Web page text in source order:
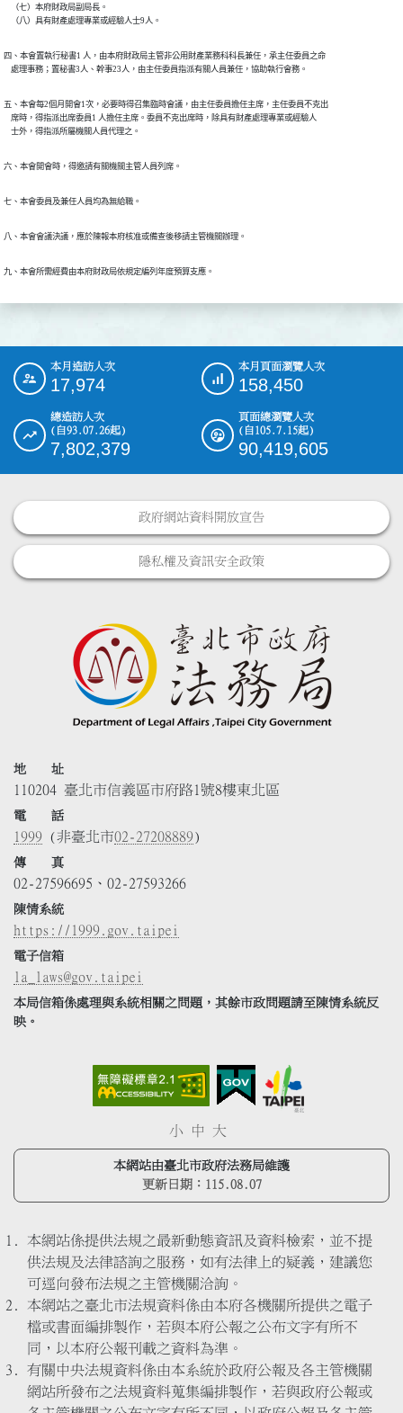
    （七）本府財政局副局長。
    （八）具有財產處理專業或經驗人士9人。
四、本會置執行秘書1 人，由本府財政局主管非公用財產業務科科長兼任，承主任委員之命
    處理事務；置秘書3人、幹事23人，由主任委員指派有關人員兼任，協助執行會務。
五、本會每2個月開會1次，必要時得召集臨時會議，由主任委員擔任主席，主任委員不克出
    席時，得指派出席委員1 人擔任主席。委員不克出席時，除具有財產處理專業或經驗人
    士外，得指派所屬機關人員代理之。
六、本會開會時，得邀請有關機關主管人員列席。
七、本會委員及兼任人員均為無給職。
八、本會會議決議，應於陳報本府核准或備查後移請主管機關辦理。
九、本會所需經費由本府財政局依規定編列年度預算支應。
::: 本月造訪人次
17,974
本月頁面瀏覽人次
158,450
總造訪人次
(自93.07.26起)
7,802,379
頁面總瀏覽人次
(自105.7.15起)
90,419,605
政府網站資料開放宣告
隱私權及資訊安全政策
地 址
110204 臺北市信義區市府路1號8樓東北區
電 話
1999 (非臺北市02-27208889)
傳 真
02-27596695、02-27593266
陳情系統
https://1999.gov.taipei
電子信箱
la_laws@gov.taipei
本局信箱係處理與系統相關之問題，其餘市政問題請至陳情系統反
映。
小 中 大
本網站由臺北市政府法務局維護
更新日期： 115.08.07
本網站係提供法規之最新動態資訊及資料檢索，並不提
供法規及法律諮詢之服務，如有法律上的疑義，建議您
可逕向發布法規之主管機關洽詢。
本網站之臺北市法規資料係由本府各機關所提供之電子
檔或書面編排製作，若與本府公報之公布文字有所不
同，以本府公報刊載之資料為準。
有關中央法規資料係由本系統於政府公報及各主管機關
網站所發布之法規資料蒐集編排製作，若與政府公報或